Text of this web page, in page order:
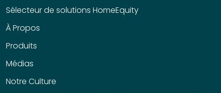
Sélecteur de solutions HomeEquity
À Propos
Produits
Médias
Notre Culture